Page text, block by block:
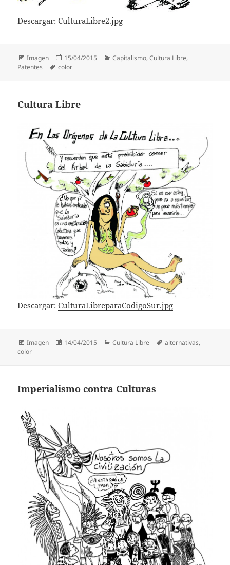
Descargar:CulturaLibre2.jpg
Formato
Imagen
Publicado
el
15/04/2015 Categorías
Capitalismo,Cultura Libre,
Patentes
Etiquetas
color
Cultura Libre
Descargar:CulturaLibreparaCodigoSur.jpg
Formato
Imagen
Publicado
14/04/2015 Categorías
Cultura Libre Etiquetas
alternativas,
color
Imperialismo contra Culturas